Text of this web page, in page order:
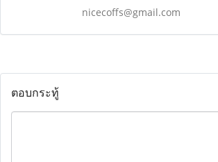
nicecoffs@gmail.com
ตอบกระทู้